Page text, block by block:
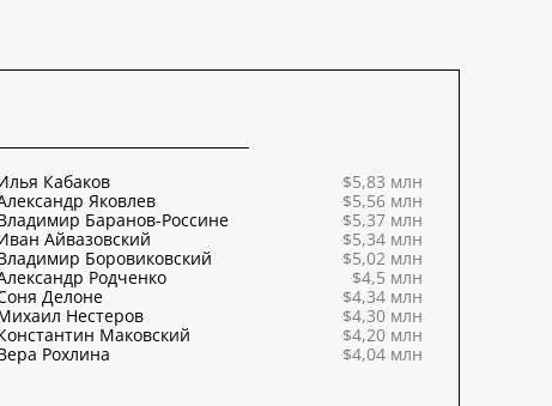
Кабаков
$5,83 млн
Яковлев
$5,56 млн
Баранов-Россине
$5,37 млн
Айвазовский
$5,34 млн
Боровиковский
$5,02 млн
Родченко
$4,5 млн
Делоне
$4,34 млн
Нестеров
$4,30 млн
Маковский
$4,20 млн
Рохлина $4,04 млн